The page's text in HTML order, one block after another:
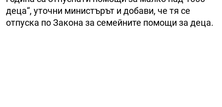
деца“, уточни министърът и добави, че тя се
отпуска по Закона за семейните помощи за деца.